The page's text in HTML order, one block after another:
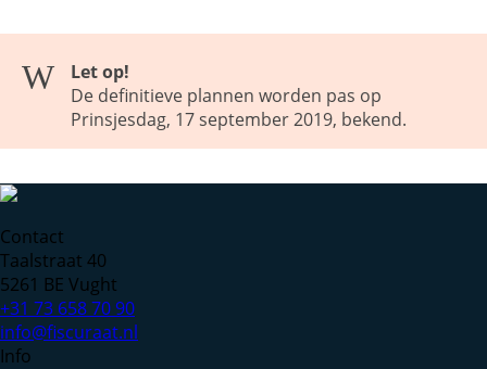
Let op!
De definitieve plannen worden pas op
Prinsjesdag, 17 september 2019, bekend.
Contact
Taalstraat 40
5261 BE Vught
+31 73 658 70 90
info@fiscuraat.nl
Info